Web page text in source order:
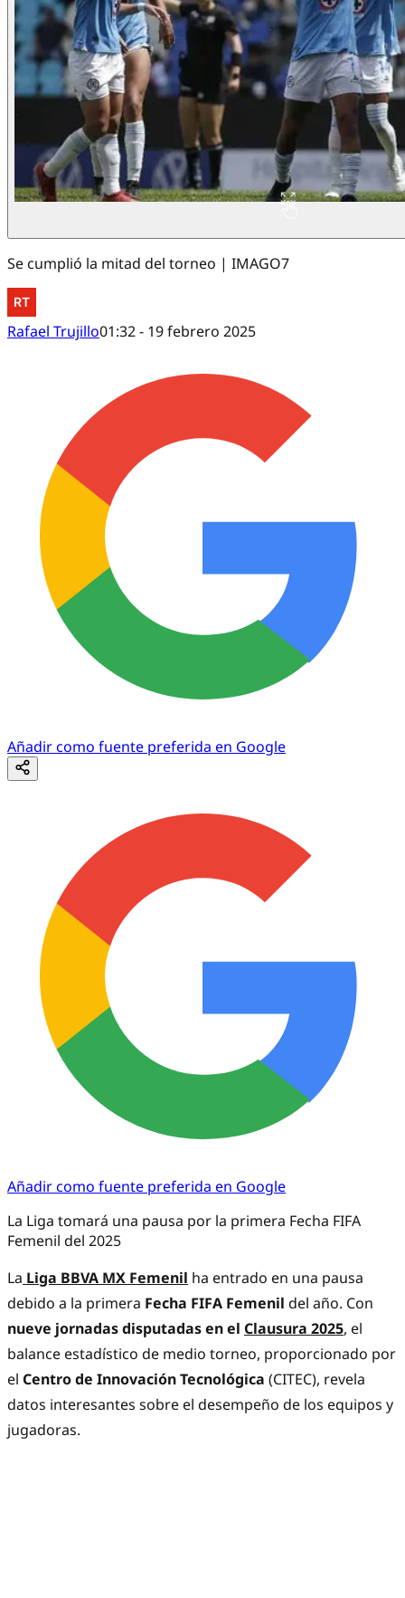
Se cumplió la mitad del torneo | IMAGO7
Rafael Trujillo01:32 - 19 febrero 2025
Añadir como fuente preferida en Google
Añadir como fuente preferida en Google
La Liga tomará una pausa por la primera Fecha FIFA
Femenil del 2025
La Liga BBVA MX Femenil ha entrado en una pausa
debido a la primera Fecha FIFA Femenil del año. Con
nueve jornadas disputadas en el Clausura 2025, el
balance estadístico de medio torneo, proporcionado por
el Centro de Innovación Tecnológica (CITEC), revela
datos interesantes sobre el desempeño de los equipos y
jugadoras.